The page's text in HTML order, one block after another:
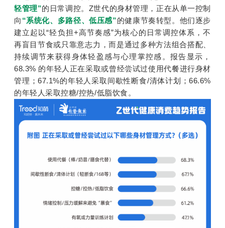
轻管理”的日常调控。Z世代的身材管理，正在从单一控制
向 “系统化、多路径、低压感”的健康节奏转型。他们逐步
建立起以“轻负担+高节奏感”为核心的日常调控体系，不
再盲目节食或只靠意志力，而是通过多种方法组合搭配、
持续调节来获得身体轻盈感与心理掌控感。报告显示，
68.3% 的年轻人正在采取或曾经尝试过使用代餐进行身材
管理；67.1%的年轻人采取间歇性断食/清体计划；66.6%
的年轻人采取控糖/控热/低脂饮食。